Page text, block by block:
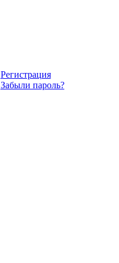
Регистрация
Забыли пароль?